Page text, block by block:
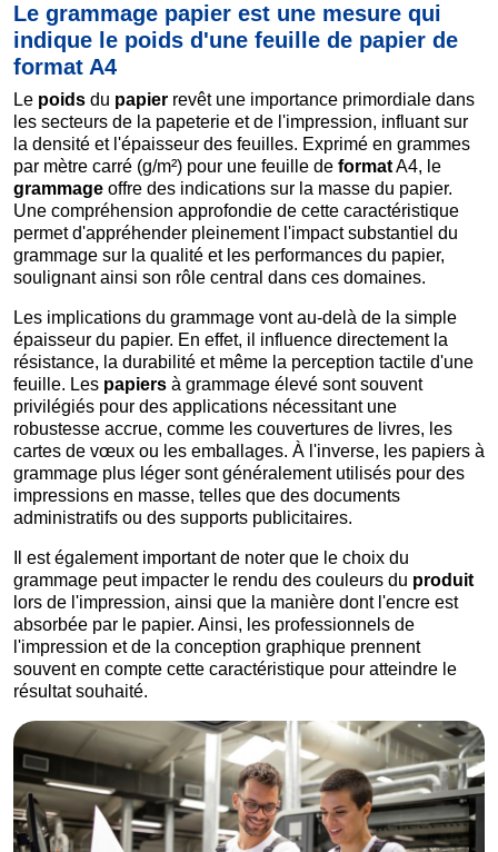
Le grammage papier est une mesure qui
indique le poids d'une feuille de papier de
format A4
Le poids du papier revêt une importance primordiale dans
les secteurs de la papeterie et de l'impression, influant sur
la densité et l'épaisseur des feuilles. Exprimé en grammes
par mètre carré (g/m²) pour une feuille de formatA4, le
grammage offre des indications sur la masse du papier.
Une compréhension approfondie de cette caractéristique
permet d'appréhender pleinement l'impact substantiel du
grammage sur la qualité et les performances du papier,
soulignant ainsi son rôle central dans ces domaines.
Les implications du grammage vont au-delà de la simple
épaisseur du papier. En effet, il influence directement la
résistance, la durabilité et même la perception tactile d'une
feuille. Les papiers à grammage élevé sont souvent
privilégiés pour des applications nécessitant une
robustesse accrue, comme les couvertures de livres, les
cartes de vœux ou les emballages. À l'inverse, les papiers à
grammage plus léger sont généralement utilisés pour des
impressions en masse, telles que des documents
administratifs ou des supports publicitaires.
Il est également important de noter que le choix du
grammage peut impacter le rendu des couleurs du produit
lors de l'impression, ainsi que la manière dont l'encre est
absorbée par le papier. Ainsi, les professionnels de
l'impression et de la conception graphique prennent
souvent en compte cette caractéristique pour atteindre le
résultat souhaité.